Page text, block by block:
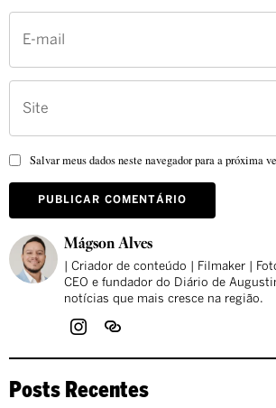
Salvar meus dados neste navegador para a próxima
Mágson Alves
| Criador de conteúdo | Filmaker |
CEO e fundador do Diário de
notícias que mais cresce na região.
Posts Recentes